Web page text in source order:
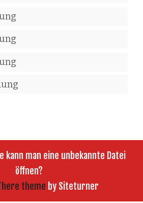
kann man eine unbekannte Datei
öffnen?
theme by Siteturner